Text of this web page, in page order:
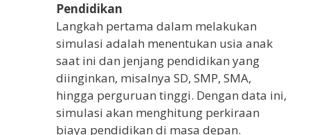
Pendidikan
Langkah pertama dalam melakukan
simulasi adalah menentukan usia anak
saat ini dan jenjang pendidikan yang
diinginkan, misalnya SD, SMP, SMA,
hingga perguruan tinggi. Dengan data ini,
simulasi akan menghitung perkiraan
biaya pendidikan di masa depan.